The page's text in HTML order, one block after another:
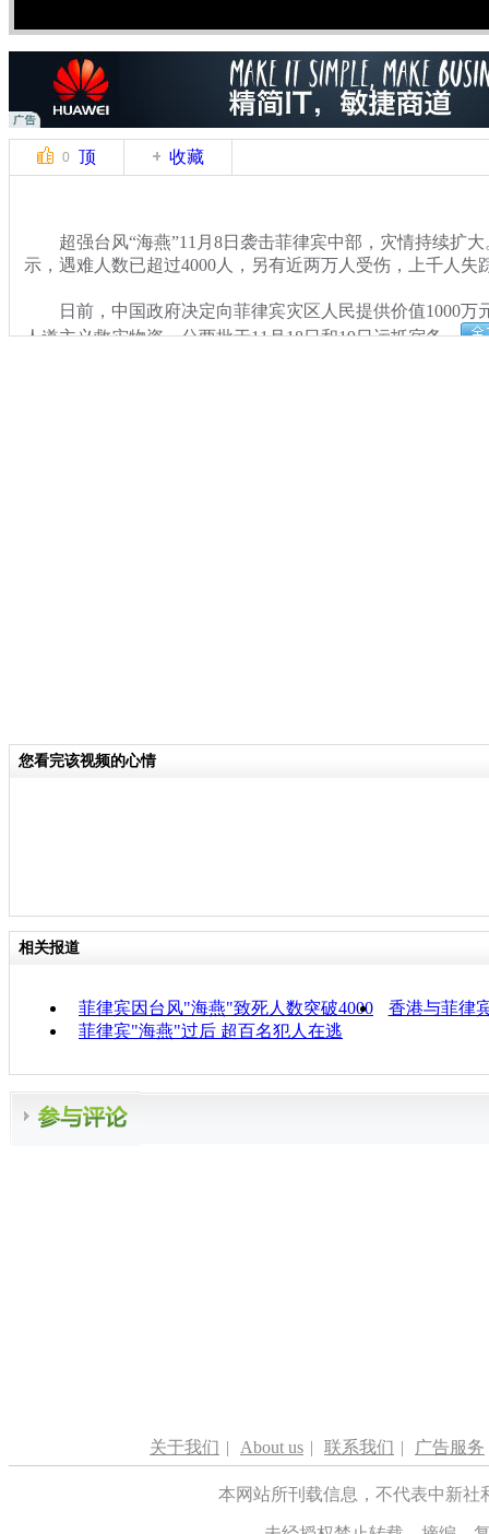
0 顶 收藏
超强台风“海燕”11月8日袭击菲律宾中部，灾情持续扩大
示，遇难人数已超过4000人，另有近两万人受伤，上千人失
日前，中国政府决定向菲律宾灾区人民提供价值1000万
人道主义救灾物资，分两批于11月18日和19日运抵宿务。
您看完该视频的心情
相关报道
菲律宾因台风"海燕"致死人数突破4000
香港与菲律
菲律宾"海燕"过后 超百名犯人在逃
关于我们 | About us | 联系我们 | 广告服务
本网站所刊载信息，不代表中新